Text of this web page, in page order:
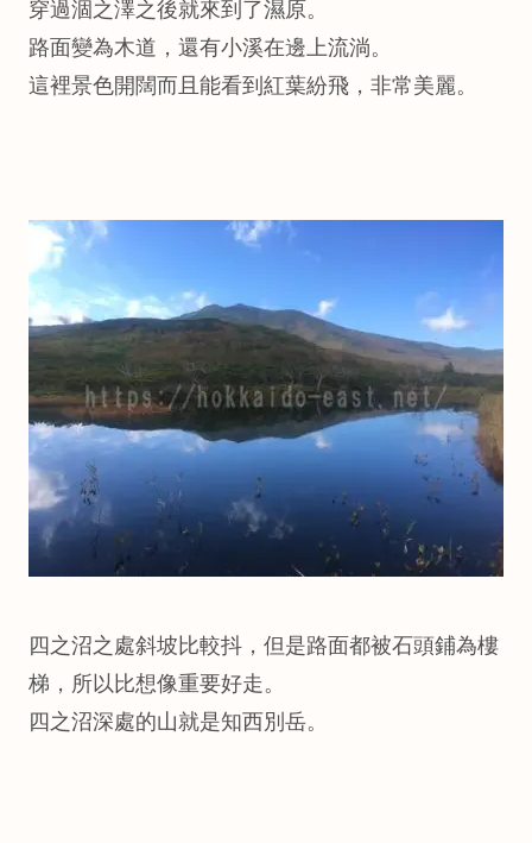
穿過涸之澤之後就來到了濕原。
路面變為木道，還有小溪在邊上流淌。
這裡景色開闊而且能看到紅葉紛飛，非常美麗。
四之沼之處斜坡比較抖，但是路面都被石頭鋪為樓
梯，所以比想像重要好走。
四之沼深處的山就是知西別岳。